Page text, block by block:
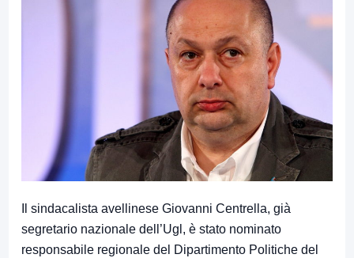
Il sindacalista avellinese Giovanni Centrella, già
segretario nazionale dell’Ugl, è stato nominato
responsabile regionale del Dipartimento Politiche del